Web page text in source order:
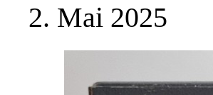
2. Mai 2025